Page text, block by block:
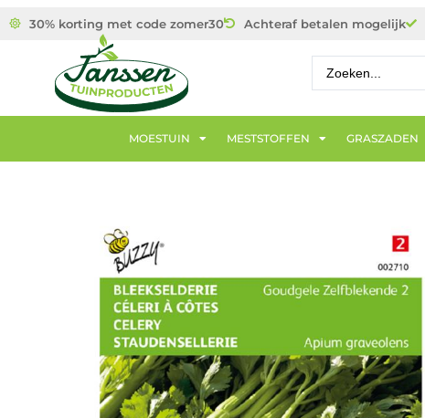
30% korting met code zomer30 Achteraf betalen mogelijk
MOESTUIN MESTSTOFFEN GRASZADEN